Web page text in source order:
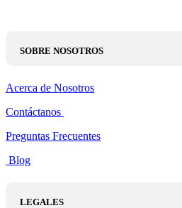
SOBRE NOSOTROS
Acerca de Nosotros
Contáctanos
Preguntas Frecuentes
Blog
LEGALES